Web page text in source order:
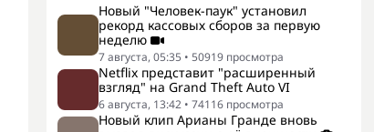
Новый "Человек-паук" установил
рекорд кассовых сборов за первую
неделю
7 августа, 05:35 • 50919 просмотра
Netflix представит "расширенный
взгляд" на Grand Theft Auto VI
6 августа, 13:42 • 74116 просмотра
Новый клип Арианы Гранде вновь